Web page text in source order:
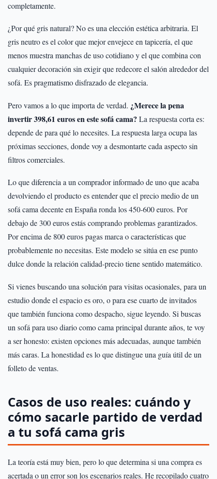
completamente.
¿Por qué gris natural? No es una elección estética arbitraria. El
gris neutro es el color que mejor envejece en tapicería, el que
menos muestra manchas de uso cotidiano y el que combina con
cualquier decoración sin exigir que redecore el salón alrededor del
sofá. Es pragmatismo disfrazado de elegancia.
Pero vamos a lo que importa de verdad. ¿Merece la pena
invertir 398,61 euros en este sofá cama? La respuesta corta es:
depende de para qué lo necesites. La respuesta larga ocupa las
próximas secciones, donde voy a desmontarte cada aspecto sin
filtros comerciales.
Lo que diferencia a un comprador informado de uno que acaba
devolviendo el producto es entender que el precio medio de un
sofá cama decente en España ronda los 450-600 euros. Por
debajo de 300 euros estás comprando problemas garantizados.
Por encima de 800 euros pagas marca o características que
probablemente no necesitas. Este modelo se sitúa en ese punto
dulce donde la relación calidad-precio tiene sentido matemático.
Si vienes buscando una solución para visitas ocasionales, para un
estudio donde el espacio es oro, o para ese cuarto de invitados
que también funciona como despacho, sigue leyendo. Si buscas
un sofá para uso diario como cama principal durante años, te voy
a ser honesto: existen opciones más adecuadas, aunque también
más caras. La honestidad es lo que distingue una guía útil de un
folleto de ventas.
Casos de uso reales: cuándo y
cómo sacarle partido de verdad
a tu sofá cama gris
La teoría está muy bien, pero lo que determina si una compra es
acertada o un error son los escenarios reales. He recopilado cuatro